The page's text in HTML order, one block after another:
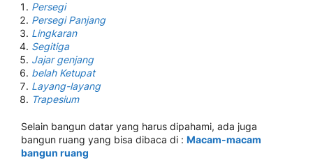
Persegi
Persegi Panjang
Lingkaran
Segitiga
Jajar genjang
belah Ketupat
Layang-layang
Trapesium
Selain bangun datar yang harus dipahami, ada juga
bangun ruang yang bisa dibaca di : Macam-macam
bangun ruang